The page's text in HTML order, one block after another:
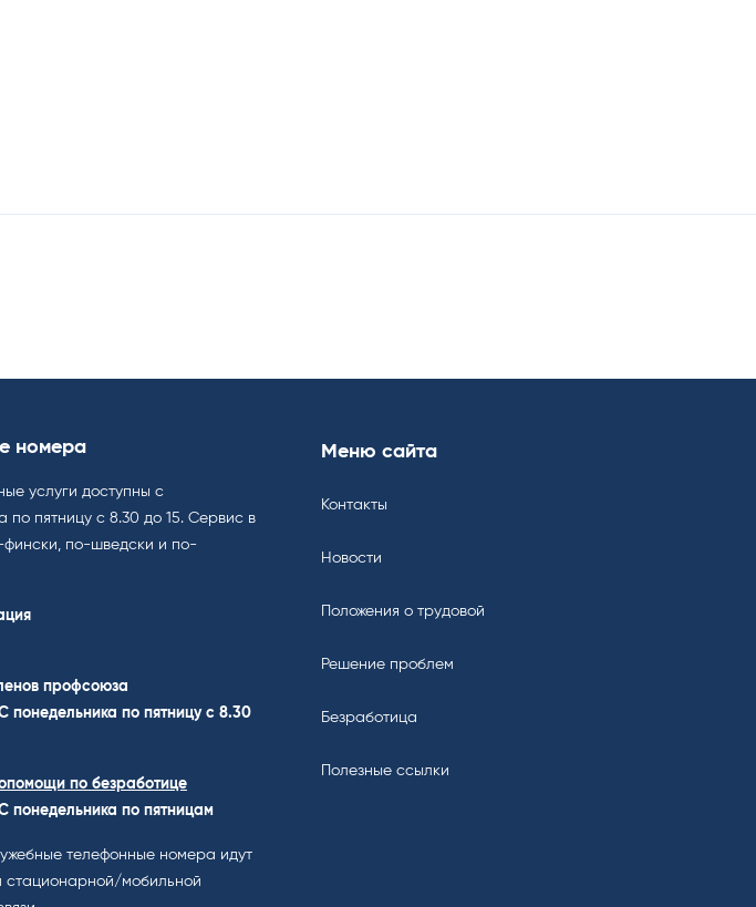
номера
услуги доступны с
по пятницу с 8.30 до 15. Cервис в
по-шведски и по-
профсоюза
понедельника по пятницу с 8.30
по безработице
понедельника по пятницам
телефонные номера идут
стационарной/мобильной
Меню сайта
Контакты
Новости
Положения о трудовой
Решение проблем
Безработица
Полезные ссылки